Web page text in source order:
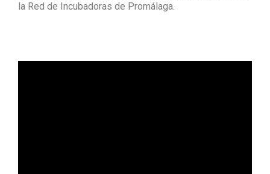
la Red de Incubadoras de Promálaga.